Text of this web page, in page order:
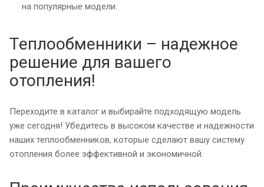
на популярные модели.
Теплообменники – надежное
решение для вашего
отопления!
Переходите в каталог и выбирайте подходящую модель
уже сегодня! Убедитесь в высоком качестве и надежности
наших теплообменников, которые сделают вашу систему
отопления более эффективной и экономичной.